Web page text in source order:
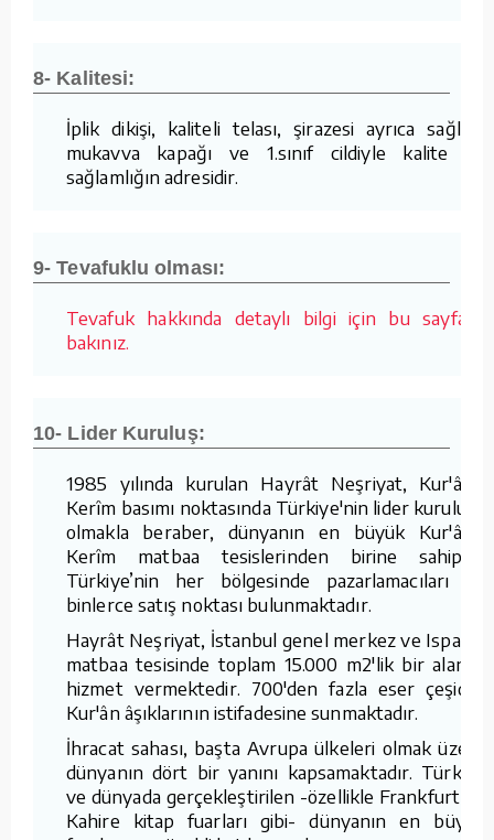
8- Kalitesi:
İplik dikişi, kaliteli telası, şirazesi ayrıca sağlam
mukavva kapağı ve 1.sınıf cildiyle kalite ve
sağlamlığın adresidir.
9- Tevafuklu olması:
Tevafuk hakkında detaylı bilgi için bu sayfaya
bakınız.
10- Lider Kuruluş:
1985 yılında kurulan Hayrât Neşriyat, Kur'ân-ı
Kerîm basımı noktasında Türkiye'nin lider kuruluşu
olmakla beraber, dünyanın en büyük Kur'ân-ı
Kerîm matbaa tesislerinden birine sahiptir.
Türkiye’nin her bölgesinde pazarlamacıları ve
binlerce satış noktası bulunmaktadır.
Hayrât Neşriyat, İstanbul genel merkez ve Isparta
matbaa tesisinde toplam 15.000 m2'lik bir alanda
hizmet vermektedir. 700'den fazla eser çeşidini
Kur'ân âşıklarının istifadesine sunmaktadır.
İhracat sahası, başta Avrupa ülkeleri olmak üzere
dünyanın dört bir yanını kapsamaktadır. Türkiye
ve dünyada gerçekleştirilen -özellikle Frankfurt ve
Kahire kitap fuarları gibi- dünyanın en büyük